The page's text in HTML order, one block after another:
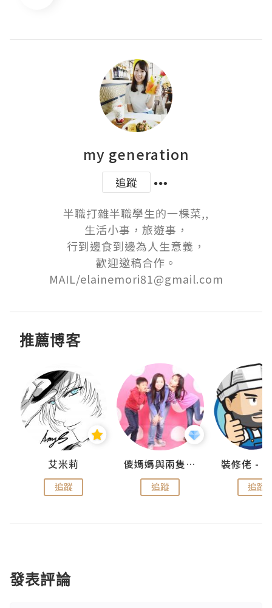
my generation
追蹤
半職打雜半職學生的一棵菜,,
生活小事，旅遊事，
行到邊食到邊為人生意義，
歡迎邀稿合作。
MAIL/elainemori81@gmail.com
推薦博客
艾米莉
追蹤
儍媽媽與兩隻小魔怪之家
追蹤 追蹤
發表評論